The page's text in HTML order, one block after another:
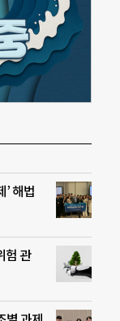
해법
험 관